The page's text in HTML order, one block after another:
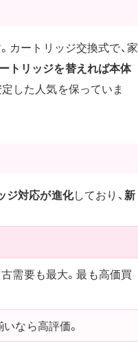
カートリッジ交換式で、家
トリッジを替えれば本体
した人気を保っていま
ジ対応が進化しており、新
需要も最大。最も高価買
なら高評価。